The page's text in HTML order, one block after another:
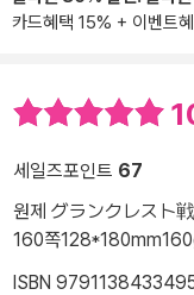
카드혜택 15% + 이벤트
세일즈포인트 67
원제 グランクレスト
160쪽128*180mm
ISBN